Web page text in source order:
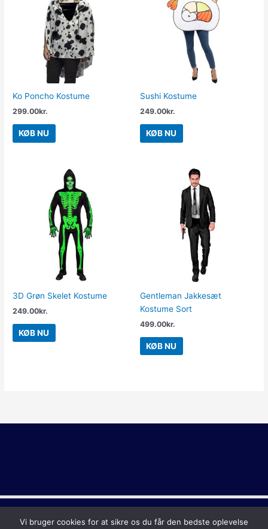
Ko Poncho Kostume
299.00kr.
KØB NU
Sushi Kostume
249.00kr.
KØB NU
3D Grøn Skelet Kostume
249.00kr.
KØB NU
Gentleman Jakkesæt
Kostume Sort
499.00kr.
KØB NU
Copyright © 2026 Sidste Skoledag
Vi bruger cookies for at sikre os du får den bedste oplevelse